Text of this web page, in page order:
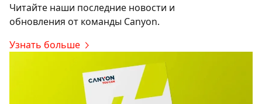
Читайте наши последние новости и
обновления от команды Canyon.
Узнать больше